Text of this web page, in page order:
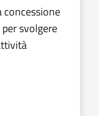
svolgere